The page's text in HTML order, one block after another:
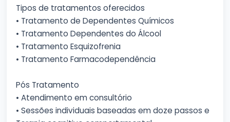
Tipos de tratamentos oferecidos
• Tratamento de Dependentes Químicos
• Tratamento Dependentes do Álcool
• Tratamento Esquizofrenia
• Tratamento Farmacodependência
Pós Tratamento
• Atendimento em consultório
• Sessões individuais baseadas em doze passos e